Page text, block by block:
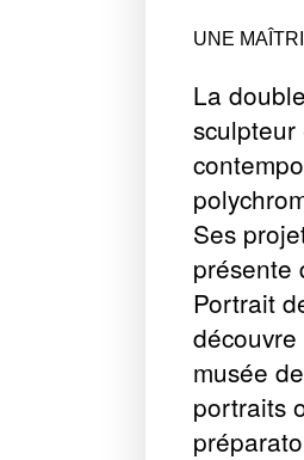
UNE
La
Ses
présente
Portrait
musée
portraits